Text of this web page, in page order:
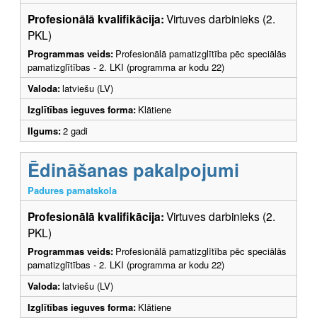
Profesionālā kvalifikācija:Virtuves darbinieks (2.
PKL)
Programmas veids: Profesionālā pamatizglītība pēc speciālās
pamatizglītības - 2. LKI (programma ar kodu 22)
Valoda:latviešu (LV)
Izglītības ieguves forma: Klātiene
Ilgums:2 gadi
Ēdināšanas pakalpojumi
Padures pamatskola
Profesionālā kvalifikācija:Virtuves darbinieks (2.
PKL)
Programmas veids: Profesionālā pamatizglītība pēc speciālās
pamatizglītības - 2. LKI (programma ar kodu 22)
Valoda:latviešu (LV)
Izglītības ieguves forma: Klātiene